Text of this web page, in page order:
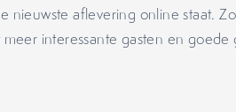
nieuwste aflevering online staat.
interessante gasten en goede